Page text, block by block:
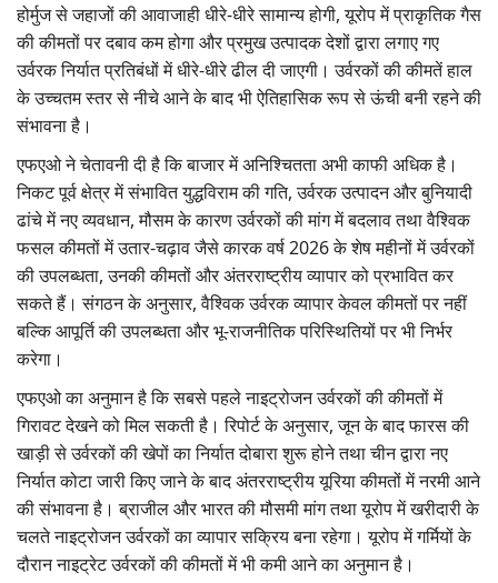
होर्मुज से जहाजों की आवाजाही धीरे-धीरे सामान्य होगी, यूरोप में प्राकृतिक गैस
की कीमतों पर दबाव कम होगा और प्रमुख उत्पादक देशों द्वारा लगाए गए
उर्वरक निर्यात प्रतिबंधों में धीरे-धीरे ढील दी जाएगी। उर्वरकों की कीमतें हाल
के उच्चतम स्तर से नीचे आने के बाद भी ऐतिहासिक रूप से ऊंची बनी रहने की
संभावना है।
एफएओ ने चेतावनी दी है कि बाजार में अनिश्चितता अभी काफी अधिक है।
निकट पूर्व क्षेत्र में संभावित युद्धविराम की गति, उर्वरक उत्पादन और बुनियादी
ढांचे में नए व्यवधान, मौसम के कारण उर्वरकों की मांग में बदलाव तथा वैश्विक
फसल कीमतों में उतार-चढ़ाव जैसे कारक वर्ष 2026 के शेष महीनों में उर्वरकों
की उपलब्धता, उनकी कीमतों और अंतरराष्ट्रीय व्यापार को प्रभावित कर
सकते हैं। संगठन के अनुसार, वैश्विक उर्वरक व्यापार केवल कीमतों पर नहीं
बल्कि आपूर्ति की उपलब्धता और भू-राजनीतिक परिस्थितियों पर भी निर्भर
करेगा।
एफएओ का अनुमान है कि सबसे पहले नाइट्रोजन उर्वरकों की कीमतों में
गिरावट देखने को मिल सकती है। रिपोर्ट के अनुसार, जून के बाद फारस की
खाड़ी से उर्वरकों की खेपों का निर्यात दोबारा शुरू होने तथा चीन द्वारा नए
निर्यात कोटा जारी किए जाने के बाद अंतरराष्ट्रीय यूरिया कीमतों में नरमी आने
की संभावना है। ब्राजील और भारत की मौसमी मांग तथा यूरोप में खरीदारी के
चलते नाइट्रोजन उर्वरकों का व्यापार सक्रिय बना रहेगा। यूरोप में गर्मियों के
दौरान नाइट्रेट उर्वरकों की कीमतों में भी कमी आने का अनुमान है।